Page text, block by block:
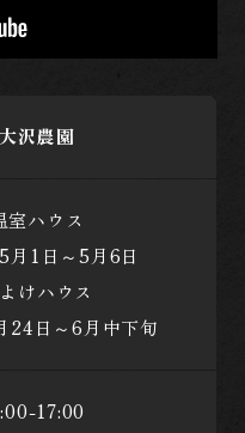
大沢農園
室ハウス
月1日～5月6日
けハウス
24日～6月中下旬
17:00